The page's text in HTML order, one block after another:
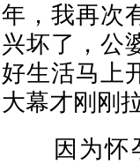
年，我再次
兴坏了，公
好生活马上
大幕才刚刚
因为怀孕